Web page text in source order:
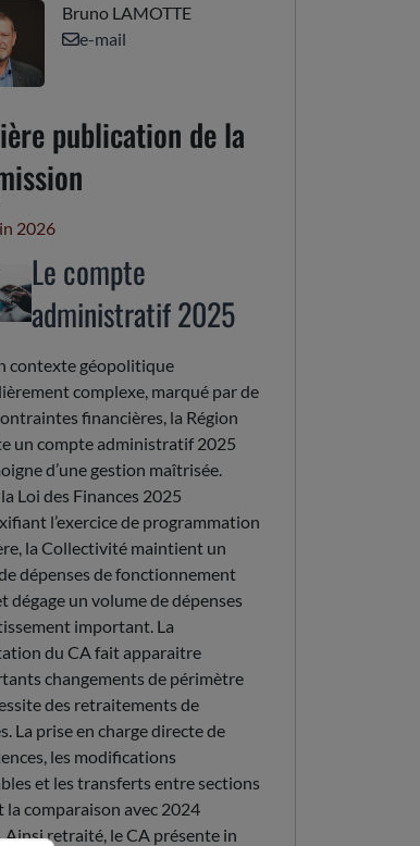
Bruno LAMOTTE
e-mail
publication de la
2026
Le compte
administratif 2025
contexte géopolitique
complexe, marqué par de
financières, la Région
un compte administratif 2025
d’une gestion maîtrisée.
Loi des Finances 2025
l’exercice de programmation
la Collectivité maintient un
dépenses de fonctionnement
dégage un volume de dépenses
important. La
du CA fait apparaitre
changements de périmètre
des retraitements de
La prise en charge directe de
les modifications
et les transferts entre sections
la comparaison avec 2024
Ainsi retraité, le CA présente in